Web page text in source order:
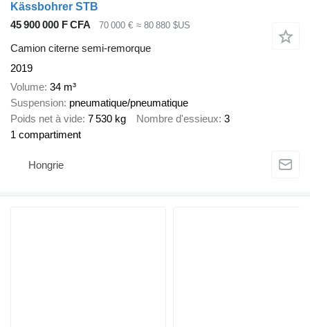
Kässbohrer STB
45 900 000 F CFA
70 000 € ≈ 80 880 $US
Camion citerne semi-remorque
2019
Volume 34 m³
Suspension pneumatique/pneumatique
Poids net à vide 7 530 kg Nombre d'essieux 3
1 compartiment
Hongrie